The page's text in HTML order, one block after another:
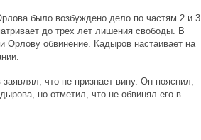
было возбуждено дело по частям 2 и 3
до трех лет лишения свободы. В
Орлову обвинение. Кадыров настаивает на
что не признает вину. Он пояснил,
но отметил, что не обвинял его в